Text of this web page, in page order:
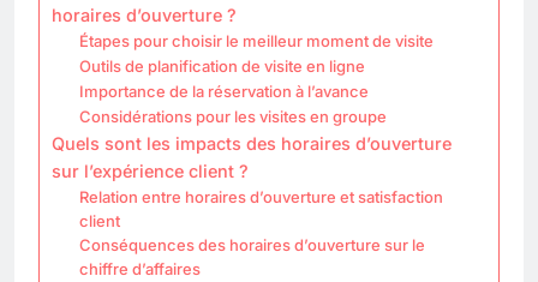
horaires d’ouverture ?
Étapes pour choisir le meilleur moment de visite
Outils de planification de visite en ligne
Importance de la réservation à l’avance
Considérations pour les visites en groupe
Quels sont les impacts des horaires d’ouverture
sur l’expérience client ?
Relation entre horaires d’ouverture et satisfaction
client
Conséquences des horaires d’ouverture sur le
chiffre d’affaires